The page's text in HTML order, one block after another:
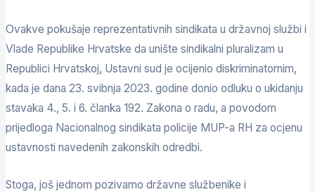
Ovakve pokušaje reprezentativnih sindikata u državnoj službi i
Vlade Republike Hrvatske da unište sindikalni pluralizam u
Republici Hrvatskoj, Ustavni sud je ocijenio diskriminatornim,
kada je dana 23. svibnja 2023. godine donio odluku o ukidanju
stavaka 4., 5. i 6. članka 192. Zakona o radu, a povodom
prijedloga Nacionalnog sindikata policije MUP-a RH za ocjenu
ustavnosti navedenih zakonskih odredbi.
Stoga, još jednom pozivamo državne službenike i